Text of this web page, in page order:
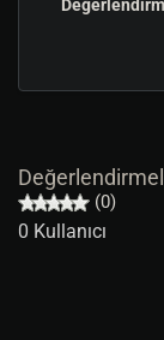
(0)
0 Kullanıcı